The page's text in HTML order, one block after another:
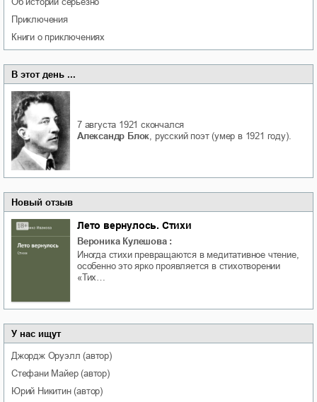
приключения
книги о приключениях
В этот день ...
7 августа 1921 скончался
Александр Блок, русский поэт (умер в 1921 году).
Новый отзыв
Лето вернулось. Стихи
Вероника Кулешова :
Иногда стихи превращаются в медитативное чтение,
особенно это ярко проявляется в стихотворении
«Тих…
У нас ищут
Джордж Оруэлл (автор)
Стефани Майер(автор)
Юрий Никитин(автор)